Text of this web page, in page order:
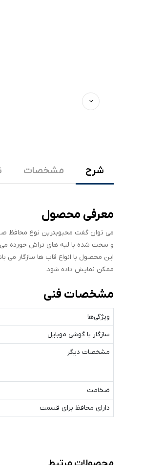
شرح مشخصات
معرفی محصول
می توان گفت محبوبترین نوع محافظ
این محصول با انواع قاب ها سازگار
ممکن نمایش داده شود.
مشخصات فنی
ویژگی‌ها
سازگار با گوشی موبایل
مشخصات دیگر
ضخامت
دارای محافظ برای قسمت